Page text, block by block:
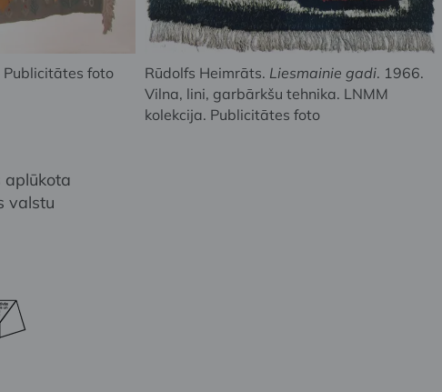
Publicitātes foto Rūdolfs Heimrāts. Liesmainie gadi. 1966.
Vilna, lini, garbārkšu tehnika. LNMM
kolekcija. Publicitātes foto
valstu